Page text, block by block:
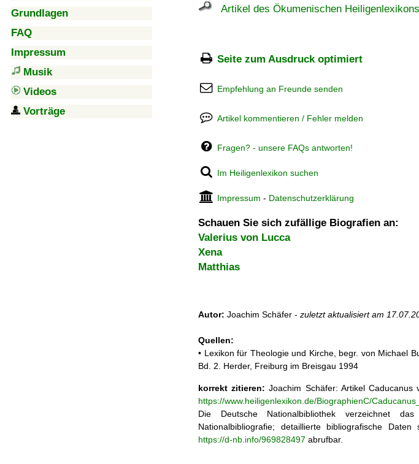
Grundlagen
FAQ
Impressum
Musik
Videos
Vorträge
Artikel des Ökumenischen
Seite zum Ausdruck optimiert
Empfehlung an Freunde senden
Artikel kommentieren / Fehler melden
Fragen? - unsere FAQs antworten!
Im Heiligenlexikon suchen
Impressum - Datenschutzerklärung
Schauen Sie sich zufällige Biografien an:
Valerius von Lucca
Xena
Matthias
Autor: Joachim Schäfer - zuletzt aktualisiert am
Quellen:
• Lexikon für Theologie und Kirche, begr. von Michael
Bd. 2. Herder, Freiburg im Breisgau 1994
korrekt zitieren: Joachim Schäfer: Artikel Caducanus
https://www.heiligenlexikon.de/BiographienC/
Die Deutsche Nationalbibliothek verzeichnet
Nationalbibliografie; detaillierte bibliografische
https://d-nb.info/969828497 abrufbar.